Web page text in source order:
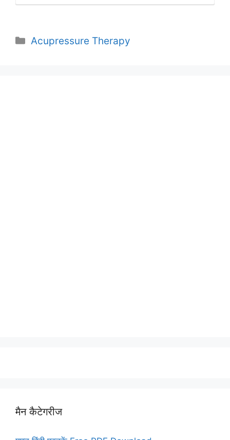
Categories
Acupressure Therapy
मैन कैटेगरीज